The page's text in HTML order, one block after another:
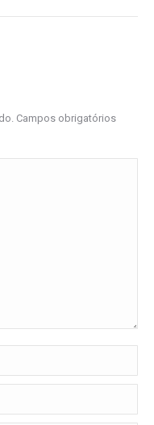
Campos obrigatórios